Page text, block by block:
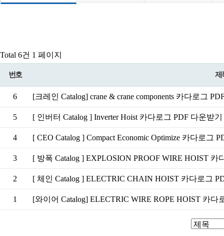
Total 6건 1 페이지
번호 제
6 [크레인 Catalog] crane & crane components 카다로그
5 [ 인버터 Catalog ] Inverter Hoist 카다로그 PDF 다운받기
4 [ CEO Catalog ] Compact Economic Optimize 카다로그
3 [ 방폭 Catalog ] EXPLOSION PROOF WIRE HOIST
2 [ 체인 Catalog ] ELECTRIC CHAIN HOIST 카다로그
1 [와이어 Catalog] ELECTRIC WIRE ROPE HOIST 카다